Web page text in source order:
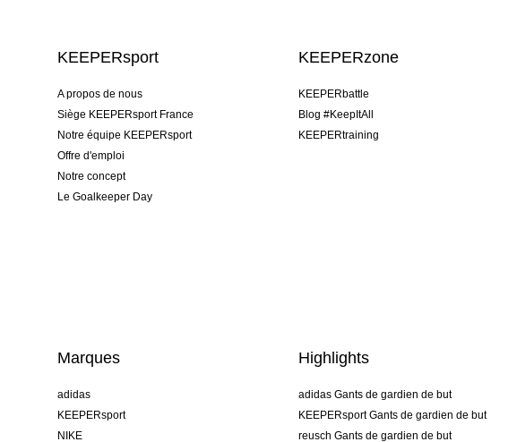
KEEPERsport
A propos de nous
Siège KEEPERsport France
Notre équipe KEEPERsport
Offre d'emploi
Notre concept
Le Goalkeeper Day
KEEPERzone
KEEPERbattle
Blog #KeepItAll
KEEPERtraining
Marques
adidas
KEEPERsport
NIKE
Highlights
adidas Gants de gardien de but
KEEPERsport Gants de gardien de but
reusch Gants de gardien de but